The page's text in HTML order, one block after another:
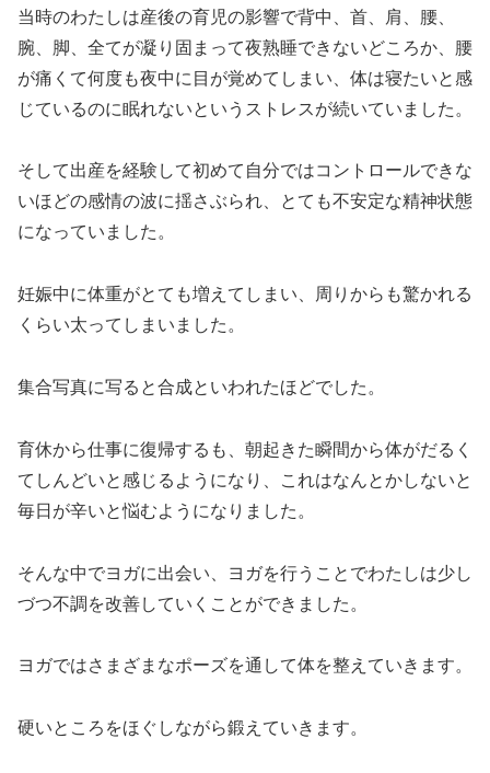
当時のわたしは産後の育児の影響で背中、首、肩、腰、
腕、脚、全てが凝り固まって夜熟睡できないどころか、腰
が痛くて何度も夜中に目が覚めてしまい、体は寝たいと感
じているのに眠れないというストレスが続いていました。
そして出産を経験して初めて自分ではコントロールできな
いほどの感情の波に揺さぶられ、とても不安定な精神状態
になっていました。
妊娠中に体重がとても増えてしまい、周りからも驚かれる
くらい太ってしまいました。
集合写真に写ると合成といわれたほどでした。
育休から仕事に復帰するも、朝起きた瞬間から体がだるく
てしんどいと感じるようになり、これはなんとかしないと
毎日が辛いと悩むようになりました。
そんな中でヨガに出会い、ヨガを行うことでわたしは少し
づつ不調を改善していくことができました。
ヨガではさまざまなポーズを通して体を整えていきます。
硬いところをほぐしながら鍛えていきます。